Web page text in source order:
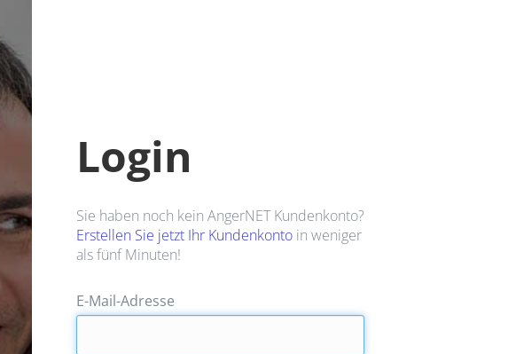
Login
Sie haben noch kein AngerNET Kundenkonto?
Erstellen Sie jetzt Ihr Kundenkonto in weniger
als fünf Minuten!
E-Mail-Adresse